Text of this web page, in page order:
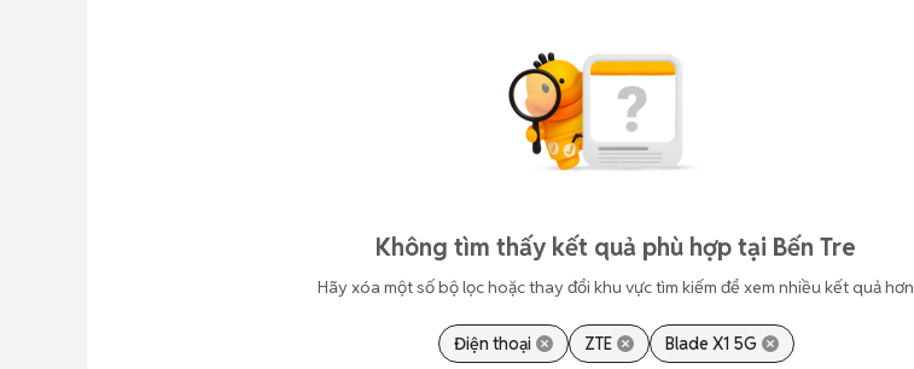
Không tìm thấy kết quả phù hợp tại Bến Tre
Hãy xóa một số bộ lọc hoặc thay đổi khu vực tìm kiếm để xem nhiều kết quả hơn
Điện thoại ZTE Blade X1 5G